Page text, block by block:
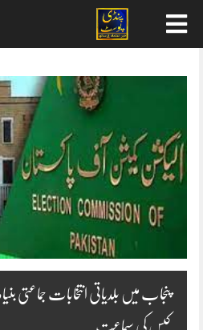
content
پنجاب میں بلدیاتی انتخابات جماعتی
کیس کی سماعت